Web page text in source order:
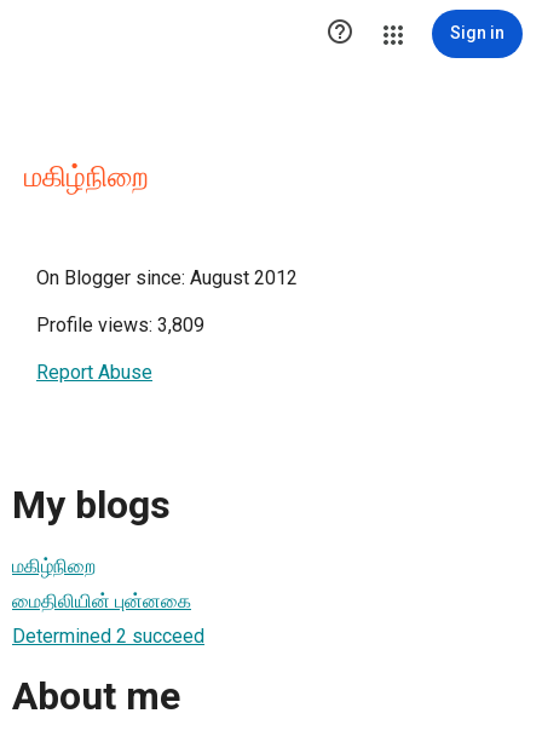
 Sign in
மகிழ்நிறை
On Blogger since: August 2012
Profile views: 3,809
Report Abuse
My blogs
மகிழ்நிறை
மைதிலியின் புன்னகை
Determined 2 succeed
About me